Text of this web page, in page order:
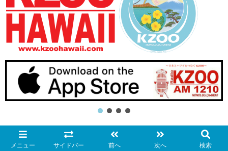
メニュー サイドバー 前へ 次へ 検索